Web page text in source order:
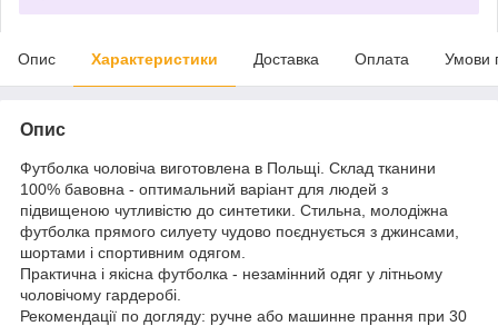
Опис Характеристики Доставка Оплата Умови
Опис
Футболка чоловіча виготовлена в Польщі. Склад тканини
100% бавовна - оптимальний варіант для людей з
підвищеною чутливістю до синтетики. Стильна, молодіжна
футболка прямого силуету чудово поєднується з джинсами,
шортами і спортивним одягом.
Практична і якісна футболка - незамінний одяг у літньому
чоловічому гардеробі.
Рекомендації по догляду: ручне або машинне прання при 30